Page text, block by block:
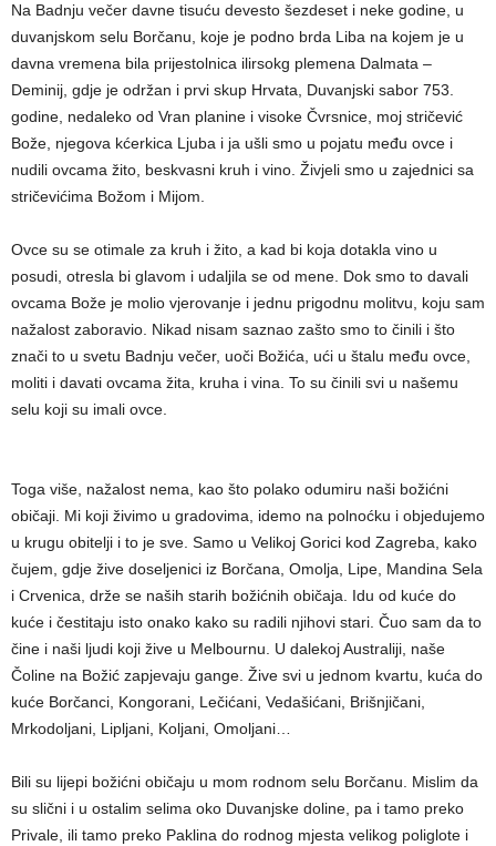
Na Badnju večer davne tisuću devesto šezdeset i neke godine, u
duvanjskom selu Borčanu, koje je podno brda Liba na kojem je u
davna vremena bila prijestolnica ilirsokg plemena Dalmata –
Deminij, gdje je održan i prvi skup Hrvata, Duvanjski sabor 753.
godine, nedaleko od Vran planine i visoke Čvrsnice, moj stričević
Bože, njegova kćerkica Ljuba i ja ušli smo u pojatu među ovce i
nudili ovcama žito, beskvasni kruh i vino. Živjeli smo u zajednici sa
stričevićima Božom i Mijom.
Ovce su se otimale za kruh i žito, a kad bi koja dotakla vino u
posudi, otresla bi glavom i udaljila se od mene. Dok smo to davali
ovcama Bože je molio vjerovanje i jednu prigodnu molitvu, koju sam
nažalost zaboravio. Nikad nisam saznao zašto smo to činili i što
znači to u svetu Badnju večer, uoči Božića, ući u štalu među ovce,
moliti i davati ovcama žita, kruha i vina. To su činili svi u našemu
selu koji su imali ovce.
Toga više, nažalost nema, kao što polako odumiru naši božićni
običaji. Mi koji živimo u gradovima, idemo na polnoćku i objedujemo
u krugu obitelji i to je sve. Samo u Velikoj Gorici kod Zagreba, kako
čujem, gdje žive doseljenici iz Borčana, Omolja, Lipe, Mandina Sela
i Crvenica, drže se naših starih božićnih običaja. Idu od kuće do
kuće i čestitaju isto onako kako su radili njihovi stari. Čuo sam da to
čine i naši ljudi koji žive u Melbournu. U dalekoj Australiji, naše
Čoline na Božić zapjevaju gange. Žive svi u jednom kvartu, kuća do
kuće Borčanci, Kongorani, Lečićani, Vedašićani, Brišnjičani,
Mrkodoljani, Lipljani, Koljani, Omoljani…
Bili su lijepi božićni običaju u mom rodnom selu Borčanu. Mislim da
su slični i u ostalim selima oko Duvanjske doline, pa i tamo preko
Privale, ili tamo preko Paklina do rodnog mjesta velikog poliglote i